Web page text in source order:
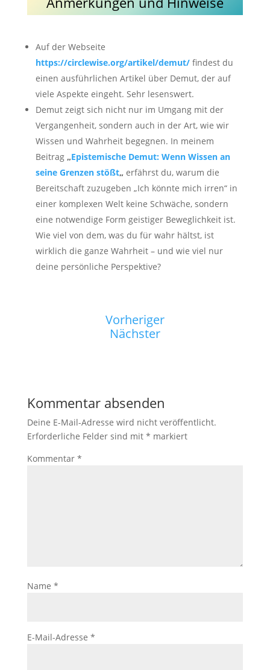
Auf der Webseite
https://circlewise.org/artikel/demut/findest du
einen ausführlichen Artikel über Demut, der auf
viele Aspekte eingeht. Sehr lesenswert.
Demut zeigt sich nicht nur im Umgang mit der
Vergangenheit, sondern auch in der Art, wie wir
Wissen und Wahrheit begegnen. In meinem
Beitrag „Epistemische Demut: Wenn Wissen an
seine Grenzen stößt„erfährst du, warum die
Bereitschaft zuzugeben „Ich könnte mich irren“ in
einer komplexen Welt keine Schwäche, sondern
eine notwendige Form geistiger Beweglichkeit ist.
Wie viel von dem, was du für wahr hältst, ist
wirklich die ganze Wahrheit – und wie viel nur
deine persönliche Perspektive?
Vorheriger
Nächster
Kommentar absenden
Deine E-Mail-Adresse wird nicht veröffentlicht.
Erforderliche Felder sind mit * markiert
Kommentar *
Name *
E-Mail-Adresse *